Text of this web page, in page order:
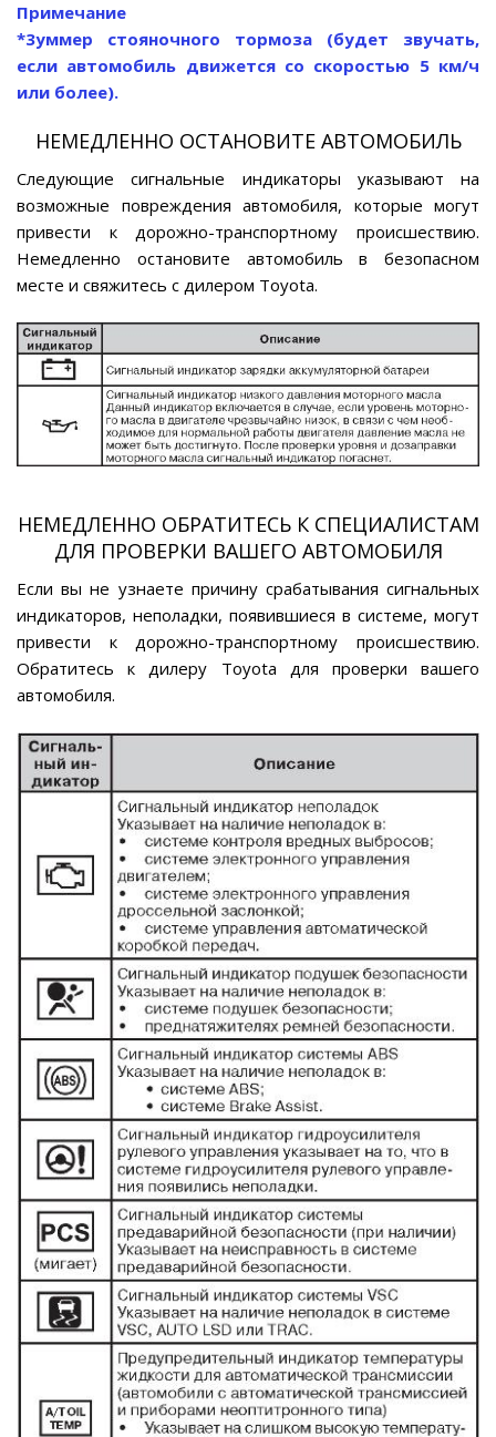
Примечание
*3уммер стояночного тормоза (будет звучать,
если автомобиль движется со скоростью 5 км/ч
или более).
НЕМЕДЛЕННО ОСТАНОВИТЕ АВТОМОБИЛЬ
Следующие сигнальные индикаторы указывают на
возможные повреждения автомобиля, которые могут
привести к дорожно-транспортному происшествию.
Немедленно остановите автомобиль в безопасном
месте и свяжитесь с дилером Toyota.
НЕМЕДЛЕННО ОБРАТИТЕСЬ К СПЕЦИАЛИСТАМ
ДЛЯ ПРОВЕРКИ ВАШЕГО АВТОМОБИЛЯ
Если вы не узнаете причину срабатывания сигнальных
индикаторов, неполадки, появившиеся в системе, могут
привести к дорожно-транспортному происшествию.
Обратитесь к дилеру Toyota для проверки вашего
автомобиля.